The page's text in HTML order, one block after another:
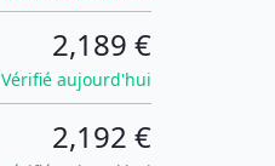
2,189 €
Vérifié aujourd'hui
2,192 €